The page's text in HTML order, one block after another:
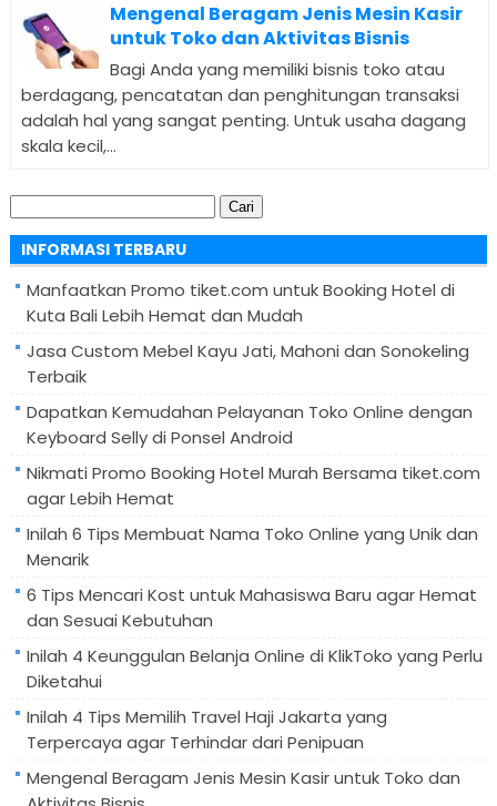
Mengenal Beragam Jenis Mesin Kasir
untuk Toko dan Aktivitas Bisnis
Bagi Anda yang memiliki bisnis toko atau
berdagang, pencatatan dan penghitungan transaksi
adalah hal yang sangat penting. Untuk usaha dagang
skala kecil,...
Cari
untuk:
INFORMASI TERBARU
Manfaatkan Promo tiket.com untuk Booking Hotel di
Kuta Bali Lebih Hemat dan Mudah
Jasa Custom Mebel Kayu Jati, Mahoni dan Sonokeling
Terbaik
Dapatkan Kemudahan Pelayanan Toko Online dengan
Keyboard Selly di Ponsel Android
Nikmati Promo Booking Hotel Murah Bersama tiket.com
agar Lebih Hemat
Inilah 6 Tips Membuat Nama Toko Online yang Unik dan
Menarik
6 Tips Mencari Kost untuk Mahasiswa Baru agar Hemat
dan Sesuai Kebutuhan
Inilah 4 Keunggulan Belanja Online di KlikToko yang Perlu
Diketahui
Inilah 4 Tips Memilih Travel Haji Jakarta yang
Terpercaya agar Terhindar dari Penipuan
Mengenal Beragam Jenis Mesin Kasir untuk Toko dan